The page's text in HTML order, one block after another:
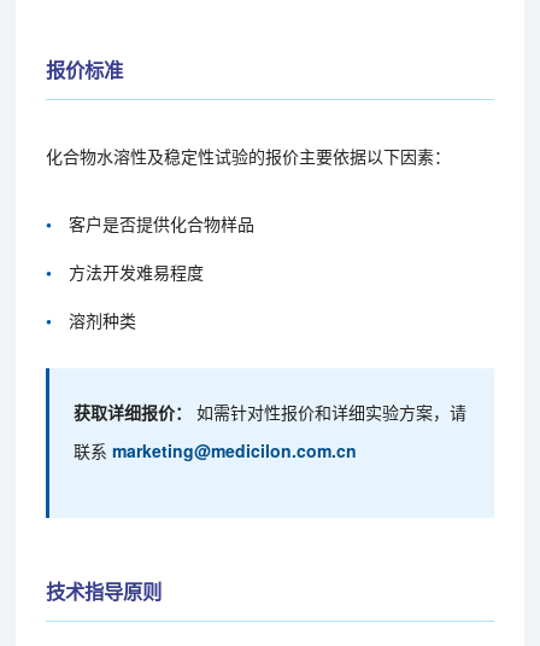
报价标准
化合物水溶性及稳定性试验的报价主要依据以下因素：
客户是否提供化合物样品
方法开发难易程度
溶剂种类
获取详细报价：如需针对性报价和详细实验方案，请
联系marketing@medicilon.com.cn
技术指导原则